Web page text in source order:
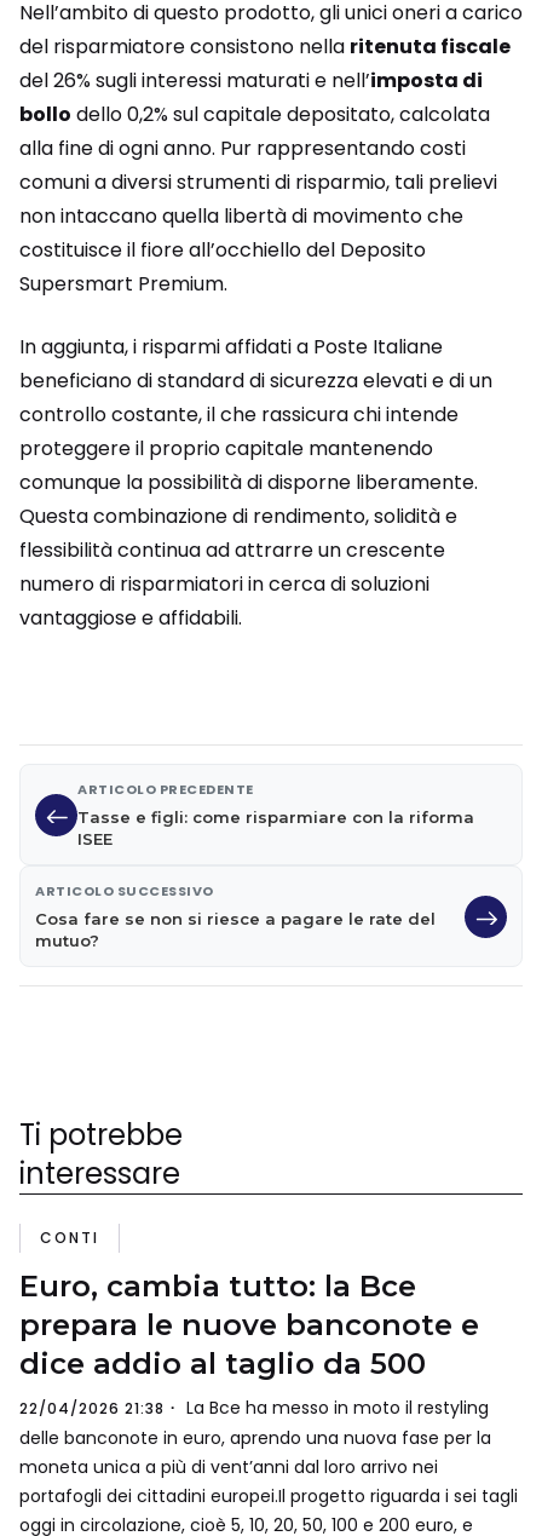
Nell’ambito di questo prodotto, gli unici oneri a carico
del risparmiatore consistono nella ritenuta fiscale
del 26% sugli interessi maturati e nell’imposta di
bollo dello 0,2% sul capitale depositato, calcolata
alla fine di ogni anno. Pur rappresentando costi
comuni a diversi strumenti di risparmio, tali prelievi
non intaccano quella libertà di movimento che
costituisce il fiore all’occhiello del Deposito
Supersmart Premium.
In aggiunta, i risparmi affidati a Poste Italiane
beneficiano di standard di sicurezza elevati e di un
controllo costante, il che rassicura chi intende
proteggere il proprio capitale mantenendo
comunque la possibilità di disporne liberamente.
Questa combinazione di rendimento, solidità e
flessibilità continua ad attrarre un crescente
numero di risparmiatori in cerca di soluzioni
vantaggiose e affidabili.
ARTICOLO PRECEDENTE
Tasse e figli: come risparmiare con la riforma
ISEE
ARTICOLO SUCCESSIVO
Cosa fare se non si riesce a pagare le rate del
mutuo?
Ti potrebbe
interessare
CONTI
Euro, cambia tutto: la Bce
prepara le nuove banconote e
dice addio al taglio da 500
22/04/2026 21:38
La Bce ha messo in moto il restyling
delle banconote in euro, aprendo una nuova fase per la
moneta unica a più di vent’anni dal loro arrivo nei
portafogli dei cittadini europei.Il progetto riguarda i sei tagli
oggi in circolazione, cioè 5, 10, 20, 50, 100 e 200 euro, e